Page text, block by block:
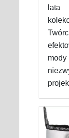
lata